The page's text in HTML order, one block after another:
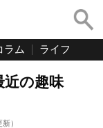
ラム ライフ
の趣味
新）